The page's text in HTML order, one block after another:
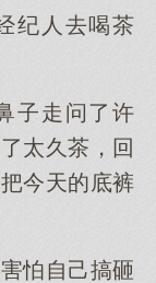
纪人去喝茶
子走问了许
太久茶，回
今天的底裤
怕自己搞砸